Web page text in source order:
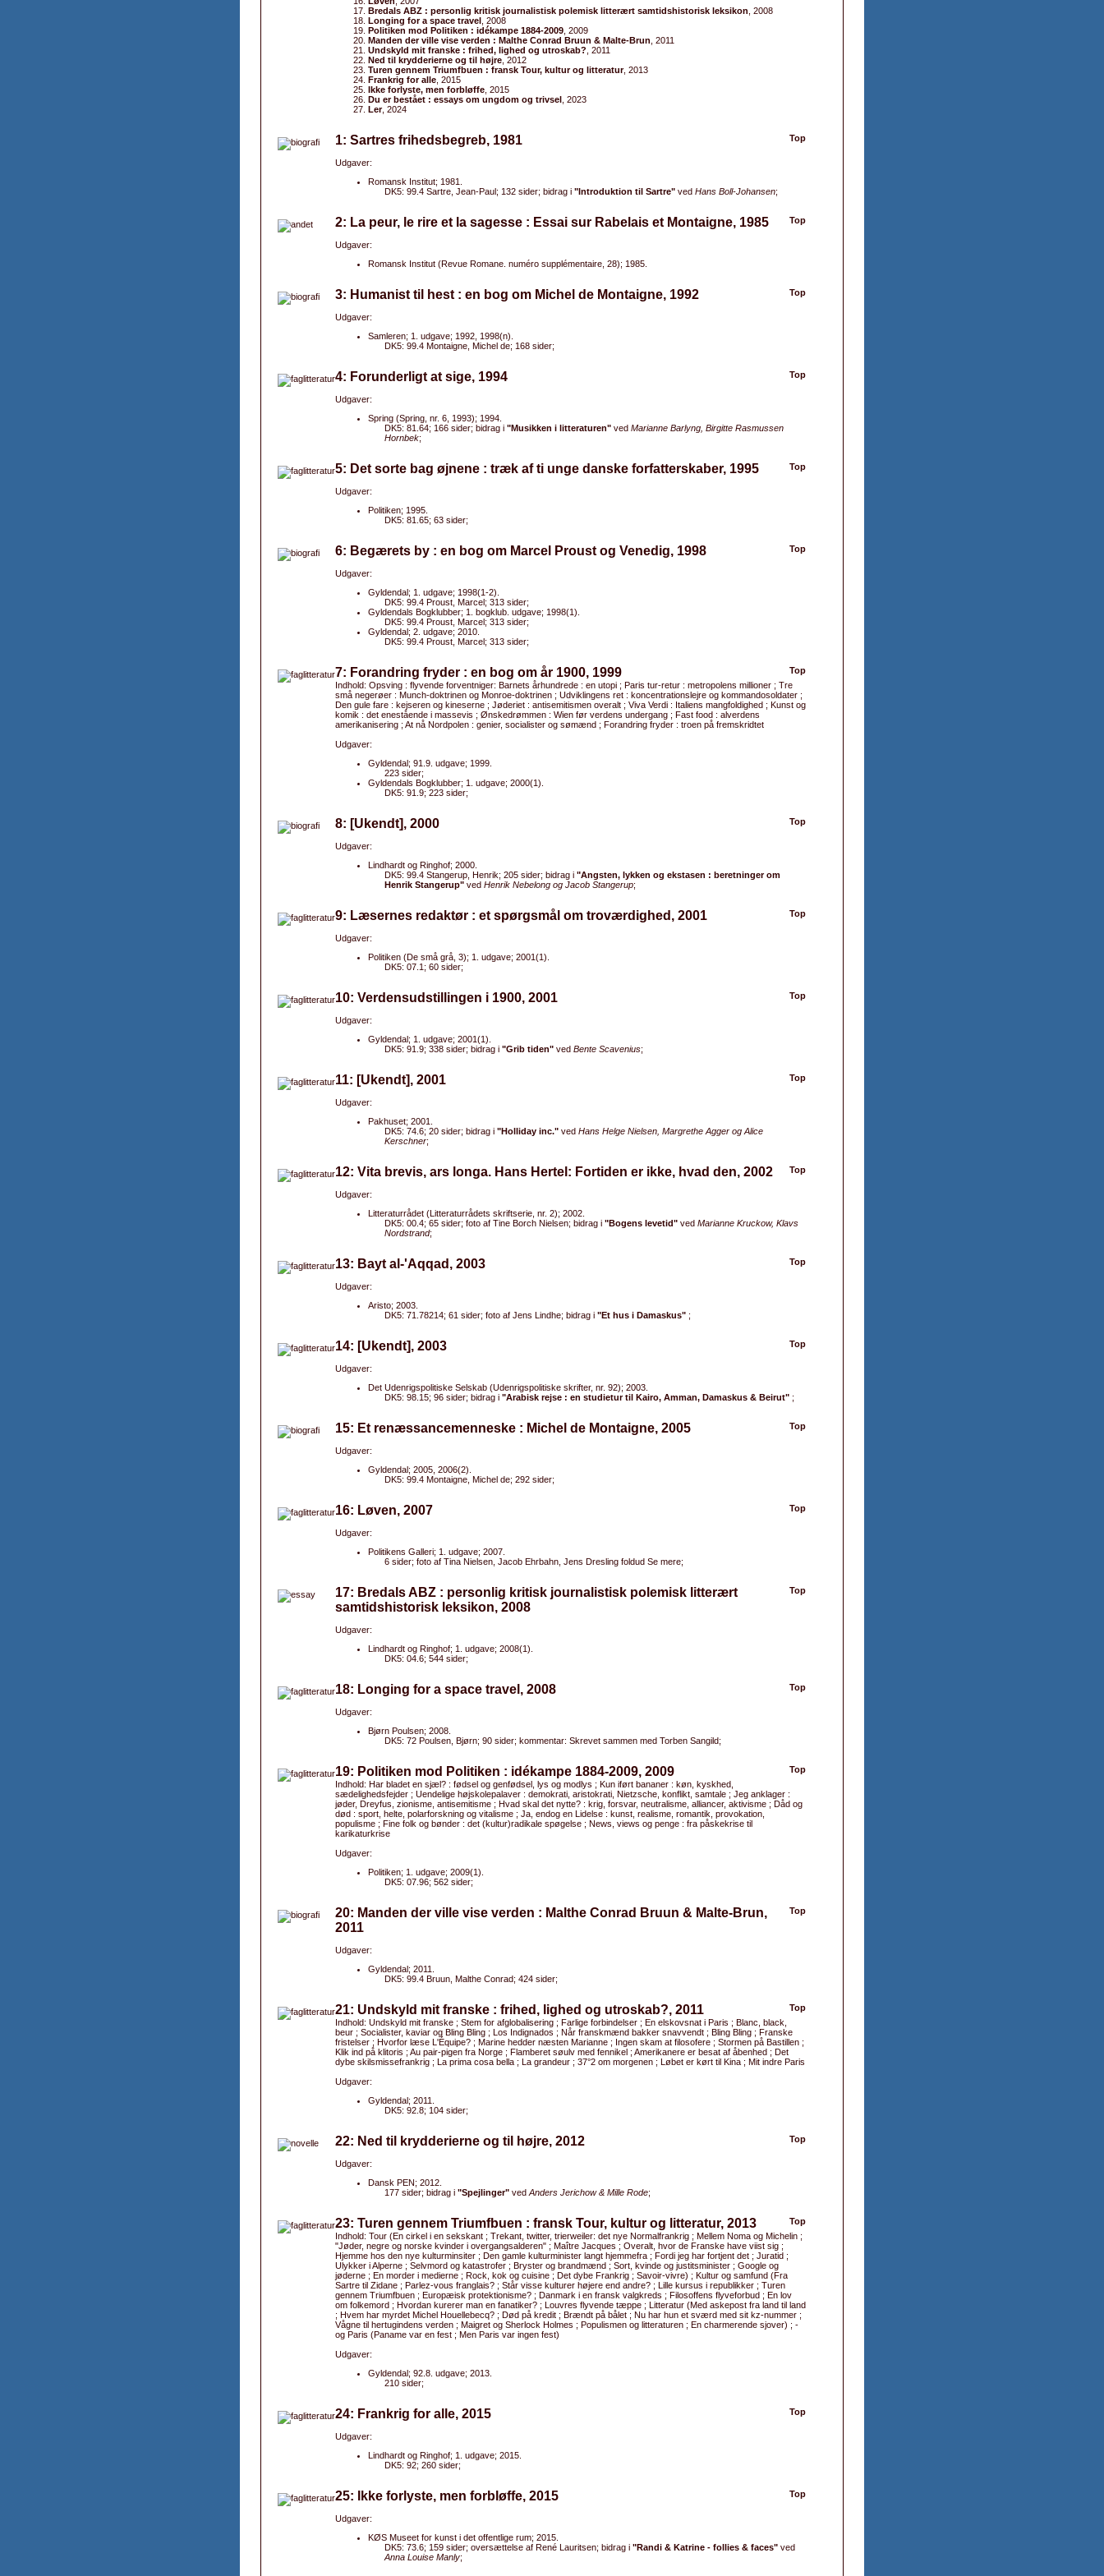
Bredals ABZ : personlig kritisk journalistisk polemisk litterært samtidshistorisk leksikon , 2008
Longing for a space travel , 2008
Politiken mod Politiken : idékampe 1884-2009 , 2009
Manden der ville vise verden : Malthe Conrad Bruun & Malte-Brun , 2011
Undskyld mit franske : frihed, lighed og utroskab? , 2011
Ned til krydderierne og til højre , 2012
Turen gennem Triumfbuen : fransk Tour, kultur og litteratur, 2013
Frankrig for alle , 2015
Ikke forlyste, men forbløffe , 2015
Du er bestået : essays om ungdom og trivsel , 2023
Ler, 2024
Top
1: Sartres frihedsbegreb, 1981
Udgaver:
Romansk Institut; 1981.
DK5: 99.4 Sartre, Jean-Paul; 132 sider; bidrag i "Introduktion til Sartre" ved Hans Boll-Johansen;
Top
2: La peur, le rire et la sagesse : Essai sur Rabelais et Montaigne, 1985
Udgaver:
Romansk Institut (Revue Romane. numéro supplémentaire, 28); 1985.
Top
3: Humanist til hest : en bog om Michel de Montaigne, 1992
Udgaver:
Samleren; 1. udgave; 1992, 1998(n).
DK5: 99.4 Montaigne, Michel de; 168 sider;
Top
4: Forunderligt at sige, 1994
Udgaver:
Spring (Spring, nr. 6, 1993); 1994.
DK5: 81.64; 166 sider; bidrag i "Musikken i litteraturen" ved Marianne Barlyng, Birgitte Rasmussen
Hornbek;
Top
5: Det sorte bag øjnene : træk af ti unge danske forfatterskaber, 1995
Udgaver:
Politiken; 1995.
DK5: 81.65; 63 sider;
Top
6: Begærets by : en bog om Marcel Proust og Venedig, 1998
Udgaver:
Gyldendal; 1. udgave; 1998(1-2).
DK5: 99.4 Proust, Marcel; 313 sider;
Gyldendals Bogklubber; 1. bogklub. udgave; 1998(1).
DK5: 99.4 Proust, Marcel; 313 sider;
Gyldendal; 2. udgave; 2010.
DK5: 99.4 Proust, Marcel; 313 sider;
Top
7: Forandring fryder : en bog om år 1900, 1999
Indhold: Opsving : flyvende forventniger: Barnets århundrede : en utopi ; Paris tur-retur : metropolens millioner ; Tre
små negerøer : Munch-doktrinen og Monroe-doktrinen ; Udviklingens ret : koncentrationslejre og kommandosoldater ;
Den gule fare : kejseren og kineserne ; Jøderiet : antisemitismen overalt ; Viva Verdi : Italiens mangfoldighed ; Kunst og
komik : det enestående i massevis ; Ønskedrømmen : Wien før verdens undergang ; Fast food : alverdens
amerikanisering ; At nå Nordpolen : genier, socialister og sømænd ; Forandring fryder : troen på fremskridtet
Udgaver:
Gyldendal; 91.9. udgave; 1999.
223 sider;
Gyldendals Bogklubber; 1. udgave; 2000(1).
DK5: 91.9; 223 sider;
Top
8: [Ukendt], 2000
Udgaver:
Lindhardt og Ringhof; 2000.
DK5: 99.4 Stangerup, Henrik; 205 sider; bidrag i "Angsten, lykken og ekstasen : beretninger om
Henrik Stangerup" ved Henrik Nebelong og Jacob Stangerup;
Top
9: Læsernes redaktør : et spørgsmål om troværdighed, 2001
Udgaver:
Politiken (De små grå, 3); 1. udgave; 2001(1).
DK5: 07.1; 60 sider;
Top
10: Verdensudstillingen i 1900, 2001
Udgaver:
Gyldendal; 1. udgave; 2001(1).
DK5: 91.9; 338 sider; bidrag i "Grib tiden" ved Bente Scavenius;
Top
11: [Ukendt], 2001
Udgaver:
Pakhuset; 2001.
DK5: 74.6; 20 sider; bidrag i "Holliday inc." ved Hans Helge Nielsen, Margrethe Agger og Alice
Kerschner;
Top
12: Vita brevis, ars longa. Hans Hertel: Fortiden er ikke, hvad den, 2002
Udgaver:
Litteraturrådet (Litteraturrådets skriftserie, nr. 2); 2002.
DK5: 00.4; 65 sider; foto af Tine Borch Nielsen; bidrag i "Bogens levetid" ved Marianne Kruckow, Klavs
Nordstrand;
Top
13: Bayt al-'Aqqad, 2003
Udgaver:
Aristo; 2003.
DK5: 71.78214; 61 sider; foto af Jens Lindhe; bidrag i "Et hus i Damaskus" ;
Top
14: [Ukendt], 2003
Udgaver:
Det Udenrigspolitiske Selskab (Udenrigspolitiske skrifter, nr. 92); 2003.
DK5: 98.15; 96 sider; bidrag i "Arabisk rejse : en studietur til Kairo, Amman, Damaskus & Beirut" ;
Top
15: Et renæssancemenneske : Michel de Montaigne, 2005
Udgaver:
Gyldendal; 2005, 2006(2).
DK5: 99.4 Montaigne, Michel de; 292 sider;
Top
16: Løven, 2007
Udgaver:
Politikens Galleri; 1. udgave; 2007.
6 sider; foto af Tina Nielsen, Jacob Ehrbahn, Jens Dresling foldud Se mere;
Top
17: Bredals ABZ : personlig kritisk journalistisk polemisk litterært
samtidshistorisk leksikon, 2008
Udgaver:
Lindhardt og Ringhof; 1. udgave; 2008(1).
DK5: 04.6; 544 sider;
Top
18: Longing for a space travel, 2008
Udgaver:
Bjørn Poulsen; 2008.
DK5: 72 Poulsen, Bjørn; 90 sider; kommentar: Skrevet sammen med Torben Sangild;
Top
19: Politiken mod Politiken : idékampe 1884-2009, 2009
Indhold: Har bladet en sjæl? : fødsel og genfødsel, lys og modlys ; Kun iført bananer : køn, kyskhed,
sædelighedsfejder ; Uendelige højskolepalaver : demokrati, aristokrati, Nietzsche, konflikt, samtale ; Jeg anklager :
jøder, Dreyfus, zionisme, antisemitisme ; Hvad skal det nytte? : krig, forsvar, neutralisme, alliancer, aktivisme ; Dåd og
død : sport, helte, polarforskning og vitalisme ; Ja, endog en Lidelse : kunst, realisme, romantik, provokation,
populisme ; Fine folk og bønder : det (kultur)radikale spøgelse ; News, views og penge : fra påskekrise til
karikaturkrise
Udgaver:
Politiken; 1. udgave; 2009(1).
DK5: 07.96; 562 sider;
Top
20: Manden der ville vise verden : Malthe Conrad Bruun & Malte-Brun,
2011
Udgaver:
Gyldendal; 2011.
DK5: 99.4 Bruun, Malthe Conrad; 424 sider;
Top
21: Undskyld mit franske : frihed, lighed og utroskab?, 2011
Indhold: Undskyld mit franske ; Stem for afglobalisering ; Farlige forbindelser ; En elskovsnat i Paris ; Blanc, black,
beur ; Socialister, kaviar og Bling Bling ; Los Indignados ; Når franskmænd bakker snavvendt ; Bling Bling ; Franske
fristelser ; Hvorfor læse L'Équipe? ; Marine hedder næsten Marianne ; Ingen skam at filosofere ; Stormen på Bastillen ;
Klik ind på klitoris ; Au pair-pigen fra Norge ; Flamberet søulv med fennikel ; Amerikanere er besat af åbenhed ; Det
dybe skilsmissefrankrig ; La prima cosa bella ; La grandeur ; 37°2 om morgenen ; Løbet er kørt til Kina ; Mit indre Paris
Udgaver:
Gyldendal; 2011.
DK5: 92.8; 104 sider;
Top
22: Ned til krydderierne og til højre, 2012
Udgaver:
Dansk PEN; 2012.
177 sider; bidrag i "Spejlinger" ved Anders Jerichow & Mille Rode;
Top
23: Turen gennem Triumfbuen : fransk Tour, kultur og litteratur, 2013
Indhold: Tour (En cirkel i en sekskant ; Trekant, twitter, trierweiler: det nye Normalfrankrig ; Mellem Noma og Michelin ;
"Jøder, negre og norske kvinder i overgangsalderen" ; Maître Jacques ; Overalt, hvor de Franske have viist sig ;
Hjemme hos den nye kulturminsiter ; Den gamle kulturminister langt hjemmefra ; Fordi jeg har fortjent det ; Juratid ;
Ulykker i Alperne ; Selvmord og katastrofer ; Bryster og brandmænd ; Sort, kvinde og justitsminister ; Google og
jøderne ; En morder i medierne ; Rock, kok og cuisine ; Det dybe Frankrig ; Savoir-vivre) ; Kultur og samfund (Fra
Sartre til Zidane ; Parlez-vous franglais? ; Står visse kulturer højere end andre? ; Lille kursus i republikker ; Turen
gennem Triumfbuen ; Europæisk protektionisme? ; Danmark i en fransk valgkreds ; Filosoffens flyveforbud ; En lov
om folkemord ; Hvordan kurerer man en fanatiker? ; Louvres flyvende tæppe ; Litteratur (Med askepost fra land til land
; Hvem har myrdet Michel Houellebecq? ; Død på kredit ; Brændt på bålet ; Nu har hun et sværd med sit kz-nummer ;
Vågne til hertugindens verden ; Maigret og Sherlock Holmes ; Populismen og litteraturen ; En charmerende sjover) ; -
og Paris (Paname var en fest ; Men Paris var ingen fest)
Udgaver:
Gyldendal; 92.8. udgave; 2013.
210 sider;
Top
24: Frankrig for alle, 2015
Udgaver:
Lindhardt og Ringhof; 1. udgave; 2015.
DK5: 92; 260 sider;
Top
25: Ikke forlyste, men forbløffe, 2015
Udgaver:
KØS Museet for kunst i det offentlige rum; 2015.
DK5: 73.6; 159 sider; oversættelse af René Lauritsen; bidrag i "Randi & Katrine - follies & faces" ved
Anna Louise Manly;